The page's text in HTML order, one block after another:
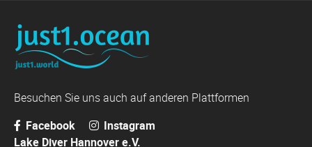
Besuchen Sie uns auch auf anderen Plattformen
Facebook
Instagram
Lake Diver Hannover e.V.